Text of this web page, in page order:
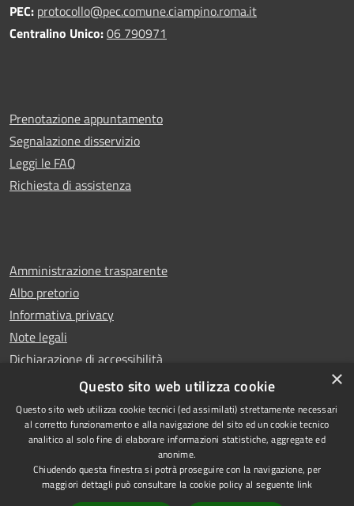
PEC: protocollo@pec.comune.ciampino.roma.it
Centralino Unico:06 790971
Prenotazione appuntamento
Segnalazione disservizio
Leggi le FAQ
Richiesta di assistenza
Amministrazione trasparente
Albo pretorio
Informativa privacy
Note legali
Dichiarazione di accessibilità
Whistleblowing
Accessibilità
di Ciampino
×
Questo sito web utilizza cookie
Questo sito web utilizza cookie tecnici (ed assimilati) strettamente necessari
al corretto funzionamento e alla navigazione del sito ed un cookie tecnico
analitico al solo fine di elaborare informazioni statistiche, aggregate ed
anonime.
Chiudendo questa finestra si potrà proseguire con la navigazione, per
maggiori dettagli può consultare la cookie policy al seguente link